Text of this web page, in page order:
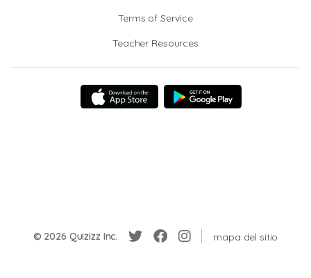
Terms of Service
Teacher Resources
© 2026 Quizizz Inc. mapa del sitio